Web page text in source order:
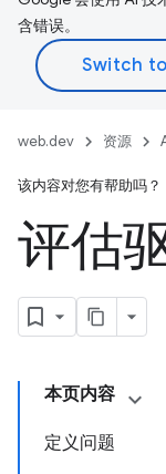
含错误。
web.dev 资源
该内容对您有帮助吗？
评估
本页内容
定义问题